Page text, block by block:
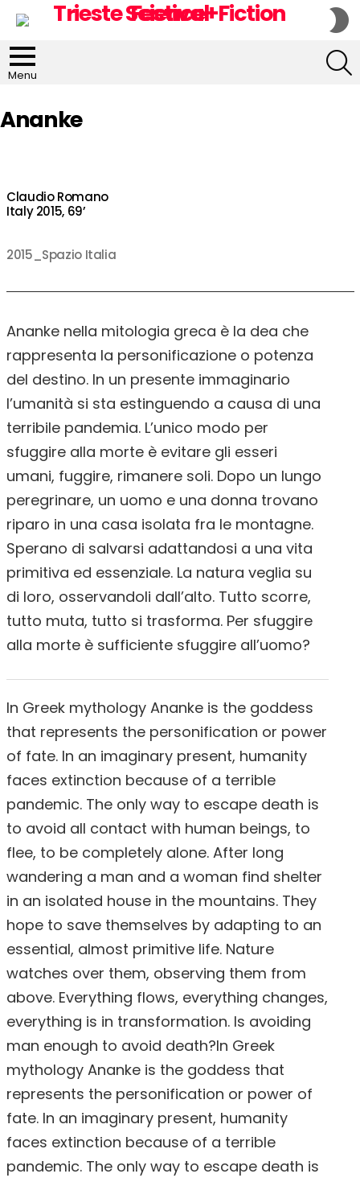
Menu
Ananke
Claudio Romano
Italy 2015, 69’
2015_Spazio Italia
Ananke nella mitologia greca è la dea che
rappresenta la personificazione o potenza
del destino. In un presente immaginario
l’umanità si sta estinguendo a causa di una
terribile pandemia. L’unico modo per
sfuggire alla morte è evitare gli esseri
umani, fuggire, rimanere soli. Dopo un lungo
peregrinare, un uomo e una donna trovano
riparo in una casa isolata fra le montagne.
Sperano di salvarsi adattandosi a una vita
primitiva ed essenziale. La natura veglia su
di loro, osservandoli dall’alto. Tutto scorre,
tutto muta, tutto si trasforma. Per sfuggire
alla morte è sufficiente sfuggire all’uomo?
In Greek mythology Ananke is the goddess
that represents the personification or power
of fate. In an imaginary present, humanity
faces extinction because of a terrible
pandemic. The only way to escape death is
to avoid all contact with human beings, to
flee, to be completely alone. After long
wandering a man and a woman find shelter
in an isolated house in the mountains. They
hope to save themselves by adapting to an
essential, almost primitive life. Nature
watches over them, observing them from
above. Everything flows, everything changes,
everything is in transformation. Is avoiding
man enough to avoid death?In Greek
mythology Ananke is the goddess that
represents the personification or power of
fate. In an imaginary present, humanity
faces extinction because of a terrible
pandemic. The only way to escape death is